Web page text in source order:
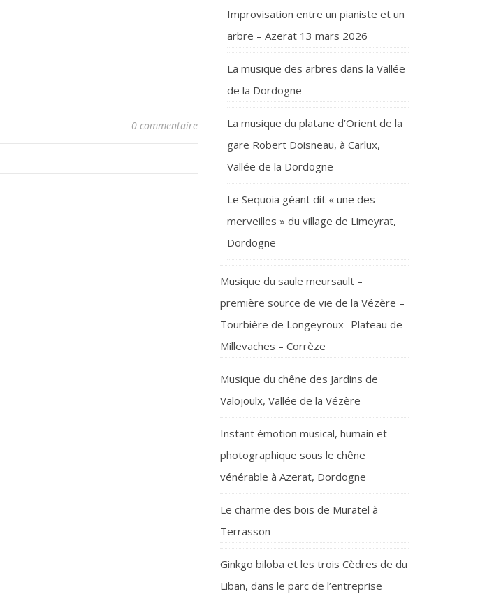
0 commentaire
Improvisation entre un pianiste et un
arbre – Azerat 13 mars 2026
La musique des arbres dans la Vallée
de la Dordogne
La musique du platane d’Orient de la
gare Robert Doisneau, à Carlux,
Vallée de la Dordogne
Le Sequoia géant dit « une des
merveilles » du village de Limeyrat,
Dordogne
Musique du saule meursault –
première source de vie de la Vézère –
Tourbière de Longeyroux -Plateau de
Millevaches – Corrèze
Musique du chêne des Jardins de
Valojoulx, Vallée de la Vézère
Instant émotion musical, humain et
photographique sous le chêne
vénérable à Azerat, Dordogne
Le charme des bois de Muratel à
Terrasson
Ginkgo biloba et les trois Cèdres de du
Liban, dans le parc de l’entreprise